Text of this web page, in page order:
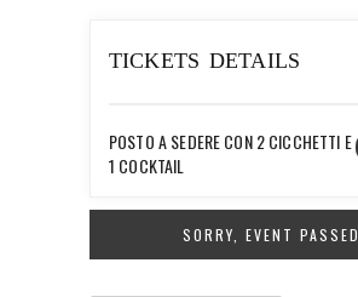
TICKETS DETAILS
POSTO A SEDERE CON 2 CICCHETTI E
1 COCKTAIL
SORRY, EVENT PASSED